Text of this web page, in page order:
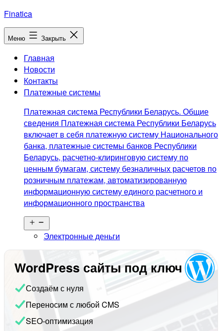
Перейти
к
содержимому
Finatica
Меню Закрыть
Главная
Новости
Контакты
Платежные системы
Платежная система Республики Беларусь. Общие
сведения Платежная система Республики Беларусь
включает в себя платежную систему Национального
банка, платежные системы банков Республики
Беларусь, расчетно-клиринговую систему по
ценным бумагам, систему безналичных расчетов по
розничным платежам, автоматизированную
информационную систему единого расчетного и
информационного пространства
меню
Электронные деньги
WordPress сайты под ключ
Создаём с нуля
Переносим с любой CMS
SEO-оптимизация